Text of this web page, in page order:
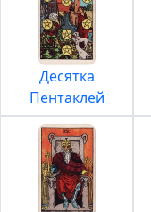
Десятка
Пентаклей